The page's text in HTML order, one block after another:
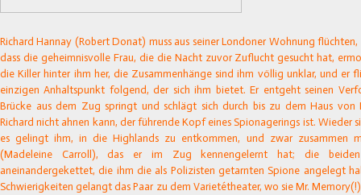
Richard Hannay (Robert Donat) muss aus seiner Londoner Wohnung
dass die geheimnisvolle Frau, die die Nacht zuvor Zuflucht gesucht hat,
die Killer hinter ihm her, die Zusammenhänge sind ihm völlig unklar, und er
einzigen Anhaltspunkt folgend, der sich ihm bietet. Er entgeht seinen
Brücke aus dem Zug springt und schlägt sich durch bis zu dem Haus von
Richard nicht ahnen kann, der führende Kopf eines Spionagerings ist. Wieder
es gelingt ihm, in die Highlands zu entkommen, und zwar zusammen
(Madeleine Carroll), das er im Zug kennengelernt hat; die
aneinandergekettet, die ihm die als Polizisten getarnten Spione angelegt
Schwierigkeiten gelangt das Paar zu dem Varietétheater, wo sie Mr.